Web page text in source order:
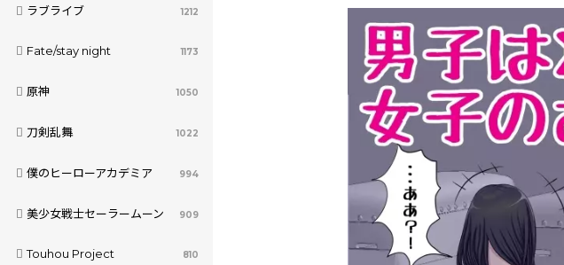
ラブライブ 1212
Fate/stay night 1173
原神 1050
刀剣乱舞 1022
僕のヒーローアカデミア 994
美少女戦士セーラームーン 909
Touhou Project 810